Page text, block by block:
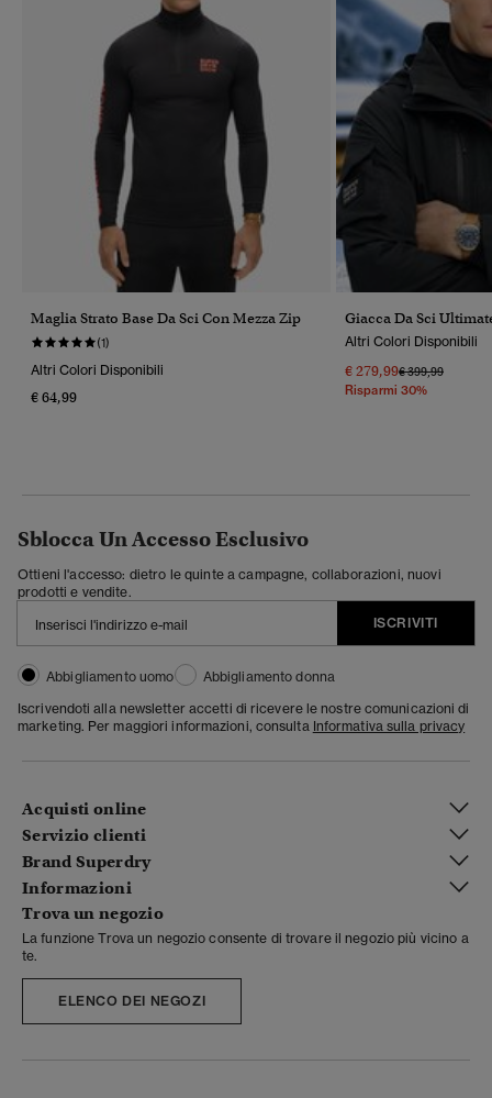
Maglia Strato Base Da Sci Con Mezza Zip
(1)
Altri Colori Disponibili
€ 64,99
Giacca Da Sci
Altri Colori Disponibili
€ 279,99Prezzo Ridotto
€ 399,99A
Risparmi 30%
Sblocca Un Accesso Esclusivo
Ottieni l'accesso: dietro le quinte a campagne, collaborazioni, nuovi
prodotti e vendite.
ISCRIVITI
Abbigliamento uomo
Abbigliamento donna
Iscrivendoti alla newsletter accetti di ricevere le nostre comunicazioni di
marketing. Per maggiori informazioni, consulta Informativa sulla privacy
Acquisti online
Servizio clienti
Brand Superdry
Informazioni
Trova un negozio
La funzione Trova un negozio consente di trovare il negozio più vicino a
te.
ELENCO DEI NEGOZI